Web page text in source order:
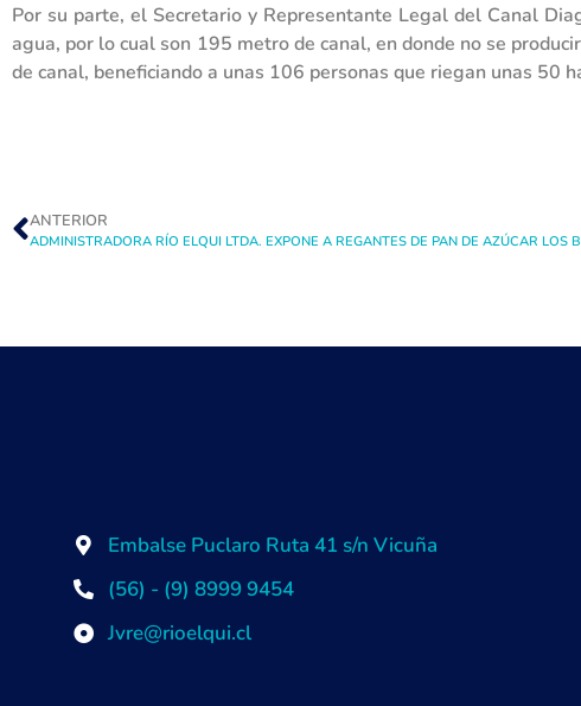
Por su parte, el Secretario y Representante Legal del Canal
agua, por lo cual son 195 metro de canal, en donde no se
de canal, beneficiando a unas 106 personas que riegan unas 50
ANTERIOR
Embalse Puclaro Ruta 41 s/n Vicuña
(56) - (9) 8999 9454
Jvre@rioelqui.cl